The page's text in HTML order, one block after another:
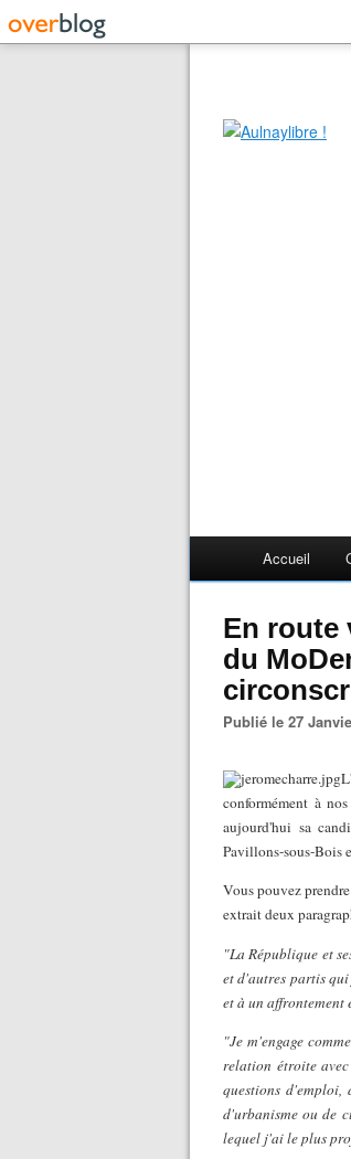
Accueil
En route
du
Publié le 27
conformément à
aujourd'hui sa
Pavillons-sous-Bois
Vous pouvez
extrait deux
"La République et
et d'autres partis
et à un
"Je m'engage
relation étroite
questions d'emploi,
d'urbanisme ou de
lequel j'ai le plus